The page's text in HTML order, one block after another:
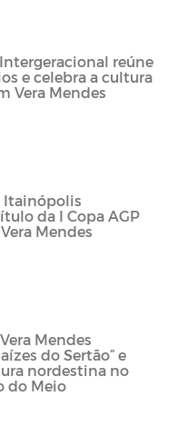
reúne
e celebra a cultura
Vera Mendes
Itainópolis
da I Copa AGP
Mendes
Mendes
do Sertão” e
nordestina no
do Meio